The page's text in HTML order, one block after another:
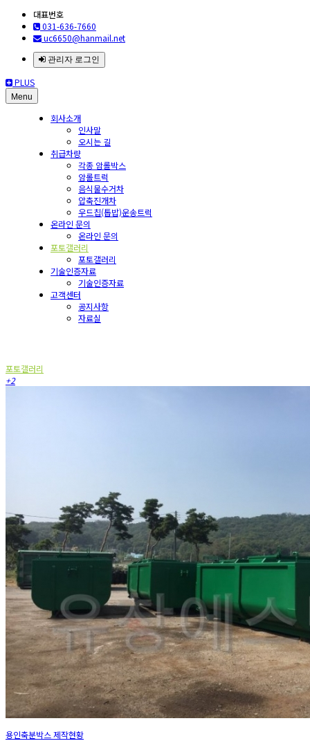
대표번호
031-636-7660
uc6650@hanmail.net
관리자 로그인
PLUS
Menu
회사소개
인사말
오시는 길
취급차량
각종 암롤박스
암롤트럭
음식물수거차
압축진개차
우드칩(톱밥)운송트럭
온라인 문의
온라인 문의
포토갤러리
포토갤러리
기술인증자료
기술인증자료
고객센터
공지사항
자료실
포토갤러리
+2
용인축분박스 제작현황